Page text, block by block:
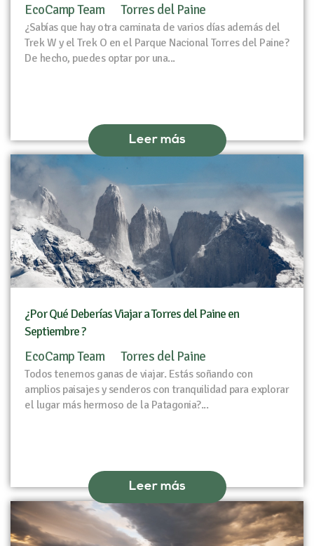
EcoCamp Team Torres del Paine
¿Sabías que hay otra caminata de varios días además del
Trek W y el Trek O en el Parque Nacional Torres del Paine?
De hecho, puedes optar por una...
Leer más
¿Por Qué Deberías Viajar a Torres del Paine en
Septiembre ?
EcoCamp Team Torres del Paine
Todos tenemos ganas de viajar. Estás soñando con
amplios paisajes y senderos con tranquilidad para explorar
el lugar más hermoso de la Patagonia?...
Leer más